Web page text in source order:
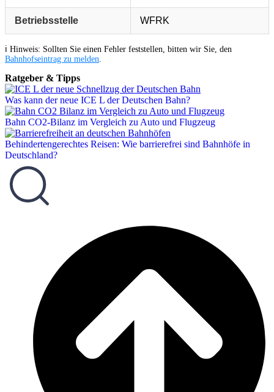
Betriebsstelle WFRK
ℹ️ Hinweis: Sollten Sie einen Fehler feststellen, bitten wir Sie, den
Bahnhofseintrag zu melden
Ratgeber & Tipps
Was kann der neue ICE L der Deutschen Bahn?
Bahn CO2-Bilanz im Vergleich zu Auto und Flugzeug
Behindertengerechtes Reisen: Wie barrierefrei sind Bahnhöfe in
Deutschland?